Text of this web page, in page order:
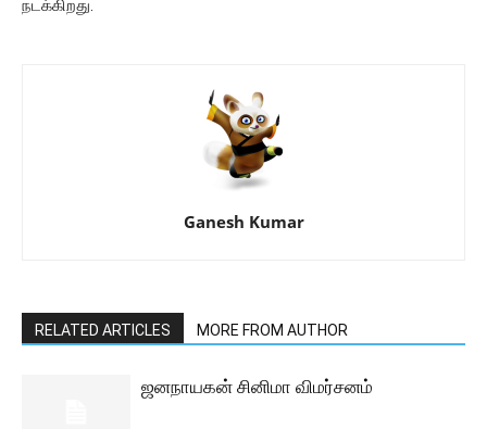
நடக்கிறது.
Ganesh Kumar
RELATED ARTICLES MORE FROM AUTHOR
ஜனநாயகன் சினிமா விமர்சனம்